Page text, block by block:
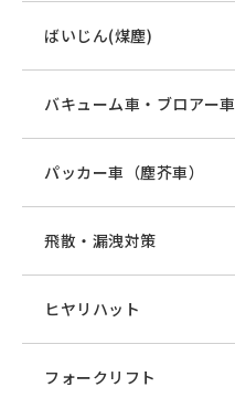
ばいじん(煤塵)
バキューム車・ブロアー車
パッカー車（塵芥車）
飛散・漏洩対策
ヒヤリハット
フォークリフト